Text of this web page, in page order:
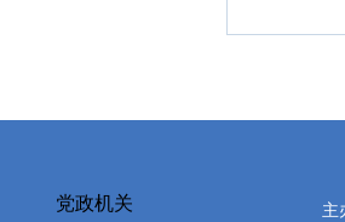
党政机关 主